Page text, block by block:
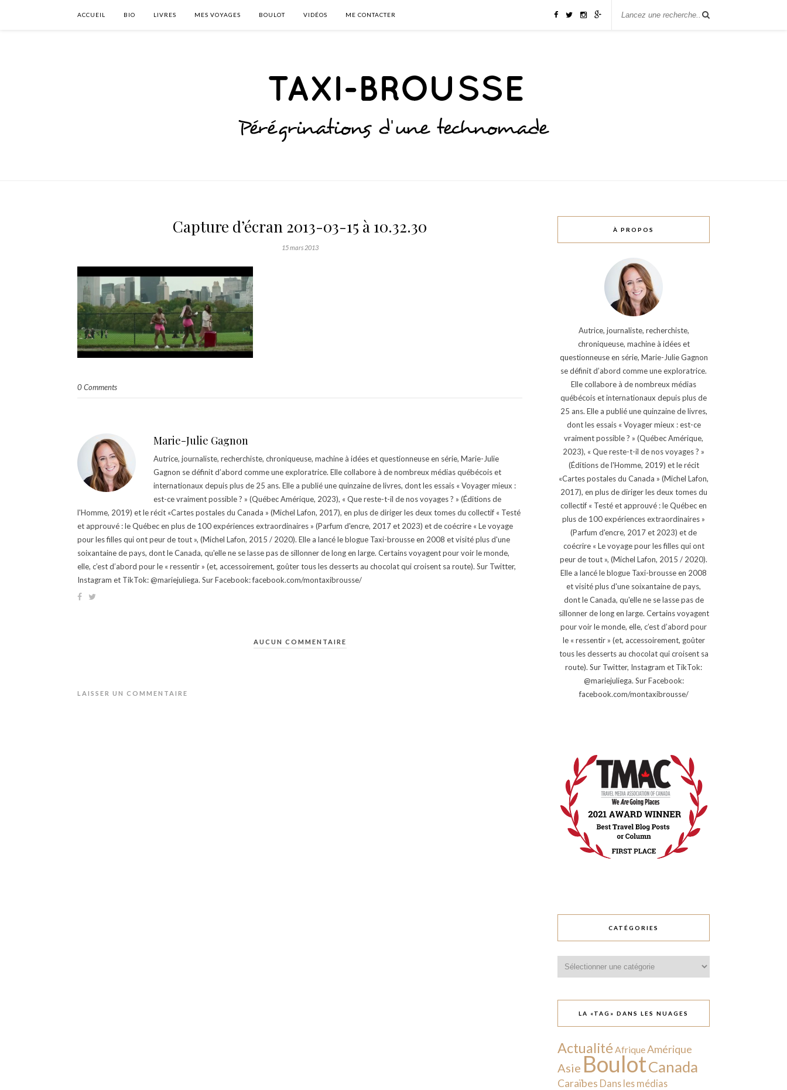
ACCUEIL BIO LIVRES MES VOYAGES BOULOT VIDÉOS ME CONTACTER
Capture d’écran 2013-03-15 à 10.32.30
15 mars 2013
0 Comments
Marie-Julie Gagnon
Autrice, journaliste, recherchiste, chroniqueuse, machine à idées et questionneuse en série, Marie-Julie
Gagnon se définit d’abord comme une exploratrice. Elle collabore à de nombreux médias québécois et
internationaux depuis plus de 25 ans. Elle a publié une quinzaine de livres, dont les essais « Voyager mieux :
est-ce vraiment possible ? » (Québec Amérique, 2023), « Que reste-t-il de nos voyages ? » (Éditions de
l'Homme, 2019) et le récit «Cartes postales du Canada » (Michel Lafon, 2017), en plus de diriger les deux tomes du collectif « Testé
et approuvé : le Québec en plus de 100 expériences extraordinaires » (Parfum d'encre, 2017 et 2023) et de coécrire « Le voyage
pour les filles qui ont peur de tout », (Michel Lafon, 2015 / 2020). Elle a lancé le blogue Taxi-brousse en 2008 et visité plus d'une
soixantaine de pays, dont le Canada, qu'elle ne se lasse pas de sillonner de long en large. Certains voyagent pour voir le monde,
elle, c’est d’abord pour le « ressentir » (et, accessoirement, goûter tous les desserts au chocolat qui croisent sa route). Sur Twitter,
Instagram et TikTok: @mariejuliega. Sur Facebook: facebook.com/montaxibrousse/
AUCUN COMMENTAIRE
LAISSER UN COMMENTAIRE
À PROPOS
Autrice, journaliste, recherchiste,
chroniqueuse, machine à idées et
questionneuse en série, Marie-Julie Gagnon
se définit d’abord comme une exploratrice.
Elle collabore à de nombreux médias
québécois et internationaux depuis plus de
25 ans. Elle a publié une quinzaine de livres,
dont les essais « Voyager mieux : est-ce
vraiment possible ? » (Québec Amérique,
2023), « Que reste-t-il de nos voyages ? »
(Éditions de l'Homme, 2019) et le récit
«Cartes postales du Canada » (Michel Lafon,
2017), en plus de diriger les deux tomes du
collectif « Testé et approuvé : le Québec en
plus de 100 expériences extraordinaires »
(Parfum d'encre, 2017 et 2023) et de
coécrire « Le voyage pour les filles qui ont
peur de tout », (Michel Lafon, 2015 / 2020).
Elle a lancé le blogue Taxi-brousse en 2008
et visité plus d'une soixantaine de pays,
dont le Canada, qu'elle ne se lasse pas de
sillonner de long en large. Certains voyagent
pour voir le monde, elle, c’est d’abord pour
le « ressentir » (et, accessoirement, goûter
tous les desserts au chocolat qui croisent sa
route). Sur Twitter, Instagram et TikTok:
@mariejuliega. Sur Facebook:
facebook.com/montaxibrousse/
CATÉGORIES
LA «TAG» DANS LES NUAGES
Actualité AfriqueAmérique
Asie BoulotCanada
Caraïbes Dans les médias